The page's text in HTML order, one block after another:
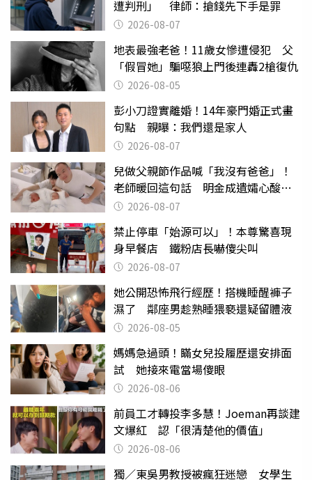
遭判刑」 律師：搶錢先下手是罪
2026-08-07
地表最強老爸！11歲女慘遭侵犯 父
「假冒她」騙噁狼上門後連轟2槍復仇
2026-08-05
彭小刀證實離婚！14年豪門婚正式畫
句點 親曝：我們還是家人
2026-08-07
兒做父親節作品喊「我沒有爸爸」！
老師暖回這句話 明金成遺孀心酸惹
淚 2026-08-07
禁止停車「始源可以」！本尊驚喜現
身早餐店 鐵粉店長嚇傻尖叫
2026-08-07
她公開恐怖飛行經歷！搭機睡醒褲子
濕了 鄰座男趁熟睡猥褻還疑留體液
2026-08-05
媽媽急過頭！瞞女兒投履歷還安排面
試 她接來電當場傻眼
2026-08-06
前員工才轉投李多慧！Joeman再談建
文爆紅 認「很清楚他的價值」
2026-08-06
獨／東吳男教授被瘋狂迷戀 女學生